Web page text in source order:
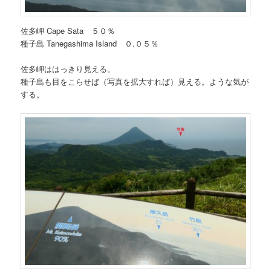
佐多岬 Cape Sata ５０％
種子島 Tanegashima Island ０.０５％
佐多岬ははっきり見える。
種子島も目をこらせば（写真を拡大すれば）見える。ような気が
する。